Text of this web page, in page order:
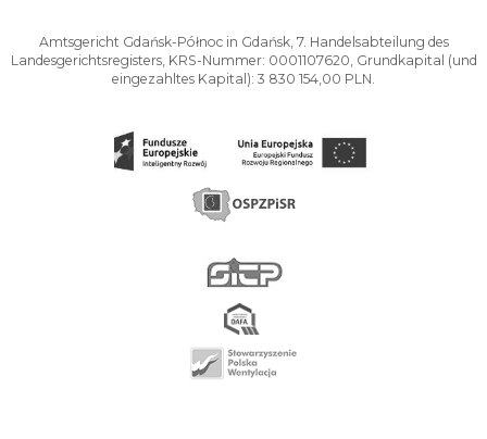
Amtsgericht Gdańsk-Północ in Gdańsk, 7. Handelsabteilung des
Landesgerichtsregisters, KRS-Nummer: 0001107620, Grundkapital (und
eingezahltes Kapital): 3 830 154,00 PLN.